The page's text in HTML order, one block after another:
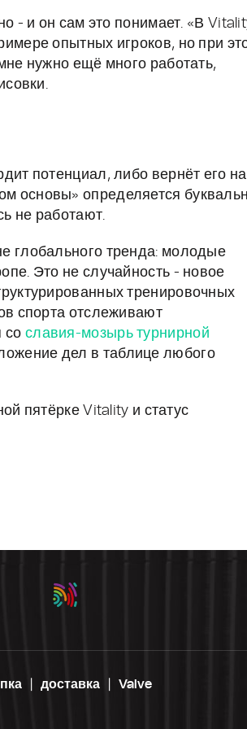
- и он сам это понимает. «В
опытных игроков, но при
нужно ещё много работать,
потенциал, либо вернёт его на
основы» определяется
не работают.
глобального тренда: молодые
Это не случайность - новое
тренировочных
спорта отслеживают
со славия-мозырь турнирной
дел в таблице любого
пятёрке Vitality и статус
доставка Valve